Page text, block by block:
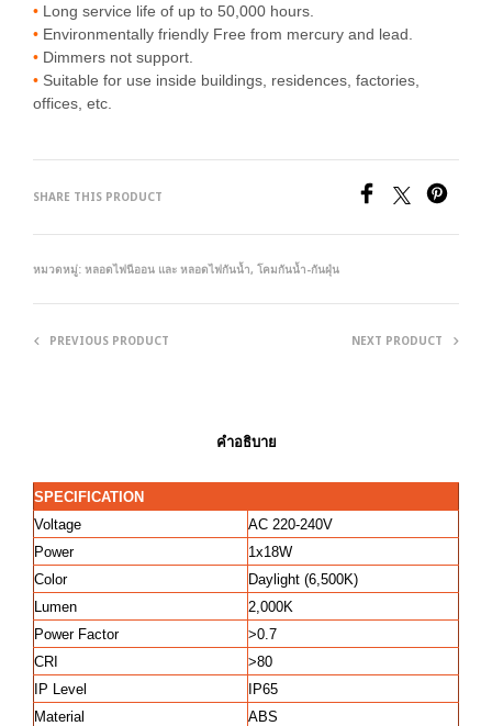
• Long service life of up to 50,000 hours.
• Environmentally friendly Free from mercury and lead.
• Dimmers not support.
• Suitable for use inside buildings, residences, factories,
offices, etc.
SHARE THIS PRODUCT
หมวดหมู่: หลอดไฟนีออน และ หลอดไฟกันน้ำ, โคมกันน้ำ-กันฝุ่น
PREVIOUS PRODUCT NEXT PRODUCT
คำอธิบาย
SPECIFICATION
Voltage
AC 220-240V
Power
1x18W
Color
Daylight (6,500K)
Lumen
2,000K
Power Factor
>0.7
CRI
>80
IP Level
IP65
Material
ABS